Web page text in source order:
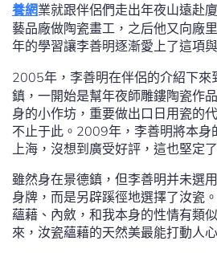
養網業就跟伴侶們走出年夜山遠赴
藝品廠做陶瓷畫工，之后他又向廠
年的學習讓李善明逐漸愛上了這項
2005年，李善明在伴侶的介紹下來
鎮，一開始是幫年夜師雕鏤陶瓷作
身的小作坊，重要做出口日用瓷的
不止于此。2009年，李善明將本身
上海，沒想到廣受好評，這也堅定
雖然身在景德鎮，但李善明并未選
身牌，而是另辟蹊徑地選擇了汝瓷
蘊藉、內斂，和我本身的性情有類
來，汝瓷蘊藉的天然美最能打動人心